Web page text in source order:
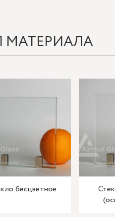
МАТЕРИАЛА
бесцветное